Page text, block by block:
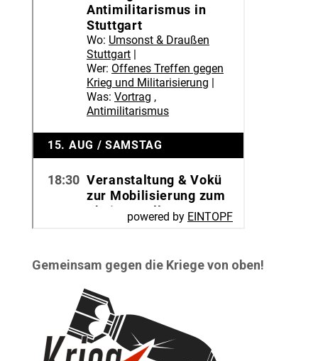
Gemeinsam gegen die Kriege von oben!